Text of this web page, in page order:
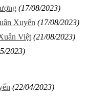
(17/08/2023)
Xuyến (17/08/2023)
Việt (21/08/2023)
2023)
(22/04/2023)